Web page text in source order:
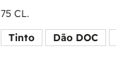
75 CL.
Tinto
Dão DOC